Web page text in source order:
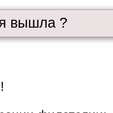
вышла ?